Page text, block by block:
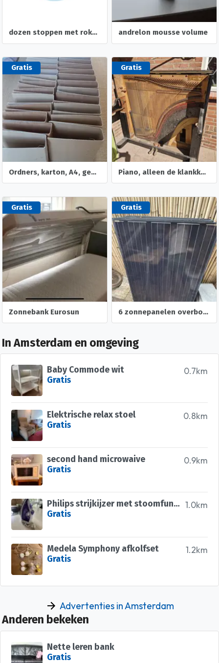
dozen stoppen met roken. pleisters en kauwgum andrelon mousse volume
Gratis
Ordners, karton, A4, gebruikt
Gratis
Piano, alleen de klankkast en deel van de ombouw
Gratis
Zonnebank Eurosun
Gratis
6 zonnepanelen overbodig op te halen. Moet weg!
In Amsterdam en omgeving
0.7km
Baby Commode wit
Gratis
0.8km
Elektrische relax stoel
Gratis
0.9km
second hand microwaive
Gratis
1.0km
Philips strijkijzer met stoomfunctie
Gratis
1.2km
Medela Symphony afkolfset
Gratis
Advertenties in Amsterdam
Anderen bekeken
Nette leren bank
Gratis